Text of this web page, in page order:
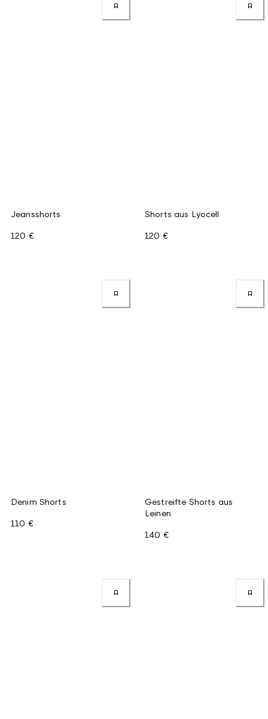
Jeansshorts
120 €
Shorts aus Lyocell
120 €
Denim Shorts
110 €
Gestreifte Shorts aus
Leinen
140 €